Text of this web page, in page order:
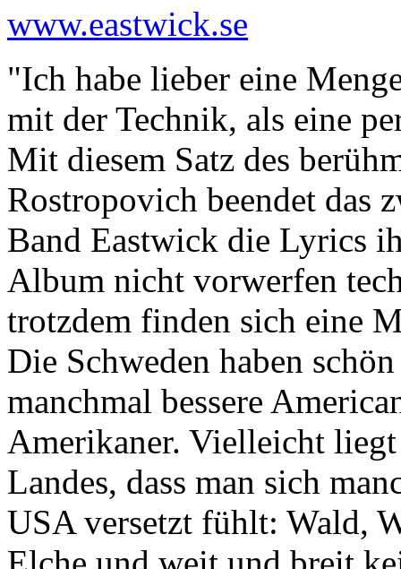
www.eastwick.se
"Ich habe lieber eine
mit der Technik, als eine
Mit diesem Satz des
Rostropovich beendet das
Band Eastwick die Lyrics
Album nicht vorwerfen
trotzdem finden sich eine
Die Schweden haben
manchmal bessere
Amerikaner. Vielleicht liegt
Landes, dass man sich
USA versetzt fühlt: Wald,